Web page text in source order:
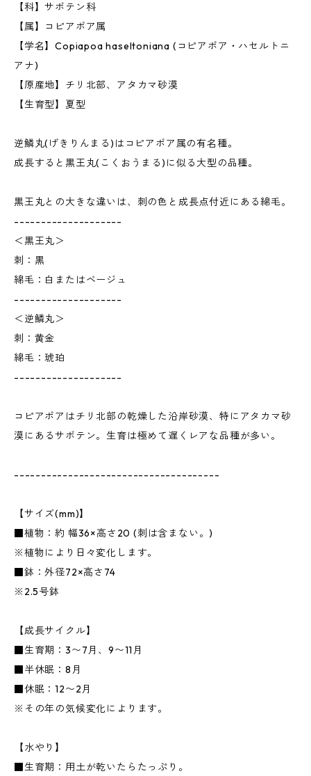
【科】サボテン科
【属】コピアポア属
【学名】Copiapoa haseltoniana (コピアポア・ハセルトニ
アナ)
【原産地】チリ北部、アタカマ砂漠
【生育型】夏型
逆鱗丸(げきりんまる)はコピアポア属の有名種。
成長すると黒王丸(こくおうまる)に似る大型の品種。
黒王丸との大きな違いは、刺の色と成長点付近にある綿毛。
--------------------
＜黒王丸＞
刺：黒
綿毛：白またはベージュ
--------------------
＜逆鱗丸＞
刺：黄金
綿毛：琥珀
--------------------
コピアポアはチリ北部の乾燥した沿岸砂漠、特にアタカマ砂
漠にあるサボテン。生育は極めて遅くレアな品種が多い。
--------------------------------------
【サイズ(mm)】
■植物：約 幅36×高さ20 (刺は含まない。)
※植物により日々変化します。
■鉢：外径72×高さ74
※2.5号鉢
【成長サイクル】
■生育期：3〜7月、9〜11月
■半休眠：8月
■休眠：12〜2月
※その年の気候変化によります。
【水やり】
■生育期：用土が乾いたらたっぷり。